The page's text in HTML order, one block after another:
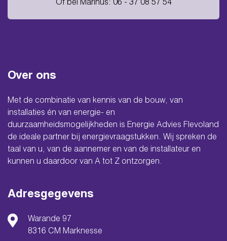
Of bel Marinus: 06 - 37 08 57 54
Over ons
Met de combinatie van kennis van de bouw, van
installaties én van energie- en
duurzaamheidsmogelijkheden is Energie Advies Flevoland
de ideale partner bij energievraagstukken. Wij spreken de
taal van u, van de aannemer en van de installateur en
kunnen u daardoor van A tot Z ontzorgen.
Adresgegevens
Warande 97
8316 CM Marknesse